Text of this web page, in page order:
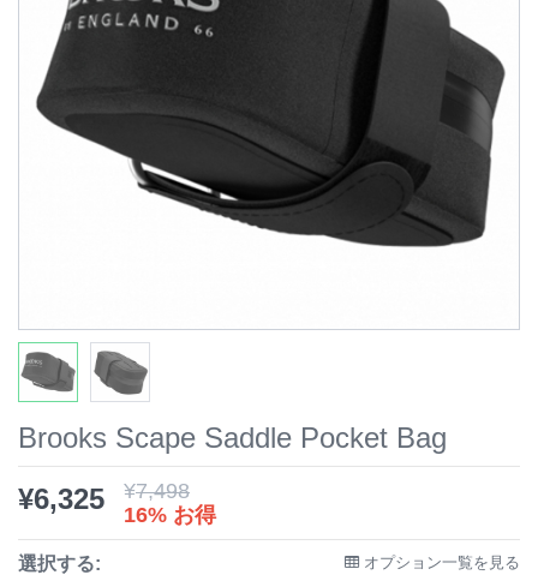
Brooks Scape Saddle Pocket Bag
¥6,325 ¥7,498
16% お得
選択する: オプション一覧を見る